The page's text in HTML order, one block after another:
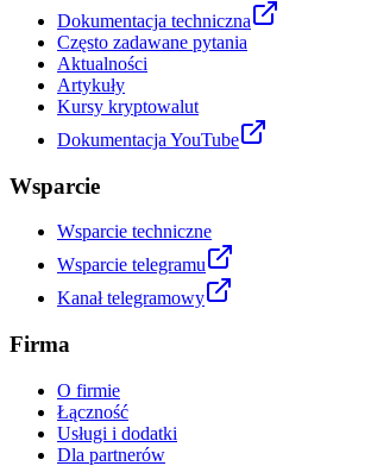
Dokumentacja techniczna
Często zadawane pytania
Aktualności
Artykuły
Kursy kryptowalut
Dokumentacja YouTube
Wsparcie
Wsparcie techniczne
Wsparcie telegramu
Kanał telegramowy
Firma
O firmie
Łączność
Usługi i dodatki
Dla partnerów